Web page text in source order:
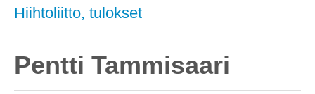
Hiihtoliitto, tulokset
Pentti Tammisaari